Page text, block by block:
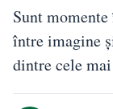
Sunt
între imagine
dintre cele